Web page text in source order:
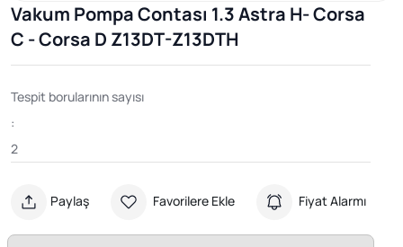
Vakum Pompa Contası 1.3 Astra H- Corsa
C - Corsa D Z13DT-Z13DTH
Tespit borularının sayısı
:
2
Paylaş Favorilere Ekle Fiyat Alarmı